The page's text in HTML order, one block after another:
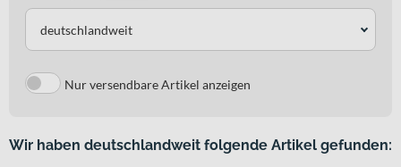
deutschlandweit
Nur versendbare Artikel anzeigen
Wir haben deutschlandweit folgende Artikel gefunden: